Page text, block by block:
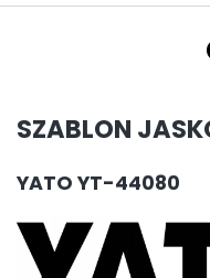
SZABLON
YATO YT-44080